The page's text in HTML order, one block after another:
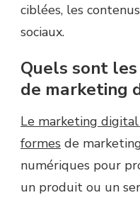
ciblées, les
sociaux.
Quels sont
de marketing
Le marketing
formes de
numériques pour
un produit ou un